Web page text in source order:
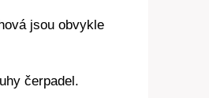
jsou obvykle
čerpadel.